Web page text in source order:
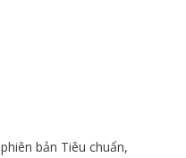
bản Tiêu chuẩn,